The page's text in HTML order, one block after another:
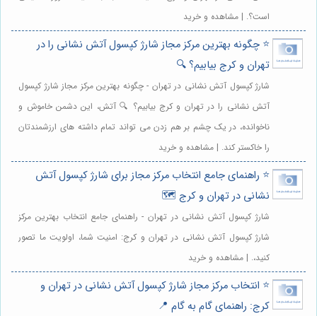
است؟. | مشاهده و خرید
⭐️ چگونه بهترین مرکز مجاز شارژ کپسول آتش نشانی را در
تهران و کرج بیابیم؟ 🔍
شارژ کپسول آتش نشانی در تهران - چگونه بهترین مرکز مجاز شارژ کپسول
آتش نشانی را در تهران و کرج بیابیم؟ 🔍 آتش، این دشمن خاموش و
ناخوانده، در یک چشم بر هم زدن می تواند تمام داشته های ارزشمندتان
را خاکستر کند. | مشاهده و خرید
⭐️ راهنمای جامع انتخاب مرکز مجاز برای شارژ کپسول آتش
نشانی در تهران و کرج 🗺️
شارژ کپسول آتش نشانی در تهران - راهنمای جامع انتخاب بهترین مرکز
شارژ کپسول آتش نشانی در تهران و کرج: امنیت شما، اولویت ما تصور
کنید،. | مشاهده و خرید
⭐️ انتخاب مرکز مجاز شارژ کپسول آتش نشانی در تهران و
کرج: راهنمای گام به گام 📍